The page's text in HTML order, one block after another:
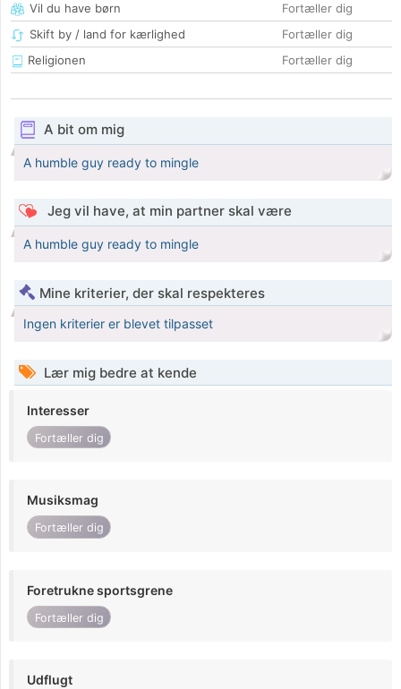
Vil du have børn
Fortæller dig
Skift by / land for kærlighed
Fortæller dig
Religionen
Fortæller dig
A bit om mig
A humble guy ready to mingle
Jeg vil have, at min partner skal være
A humble guy ready to mingle
Mine kriterier, der skal respekteres
Ingen kriterier er blevet tilpasset
Lær mig bedre at kende
Interesser
Fortæller dig
Musiksmag
Fortæller dig
Foretrukne sportsgrene
Fortæller dig
Udflugt